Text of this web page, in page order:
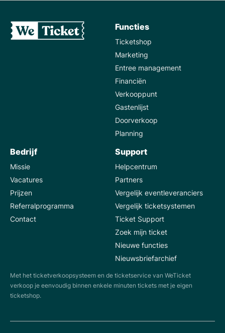
Functies
Ticketshop
Marketing
Entree management
Financiën
Verkooppunt
Gastenlijst
Doorverkoop
Planning
Bedrijf
Missie
Vacatures
Prijzen
Referralprogramma
Contact
Support
Helpcentrum
Partners
Vergelijk eventleveranciers
Vergelijk ticketsystemen
Ticket Support
Zoek mijn ticket
Nieuwe functies
Nieuwsbriefarchief
Met het ticketverkoopsysteem en de ticketservice van WeTicket
verkoop je eenvoudig binnen enkele minuten tickets met je eigen
ticketshop.